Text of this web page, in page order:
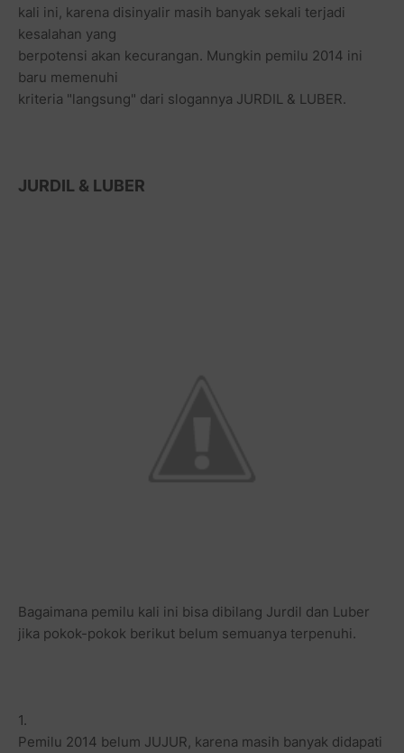
kali ini, karena disinyalir masih banyak sekali terjadi
kesalahan yang
berpotensi akan kecurangan. Mungkin pemilu 2014 ini
baru memenuhi
kriteria "langsung" dari slogannya JURDIL & LUBER.
JURDIL & LUBER
Bagaimana pemilu kali ini bisa dibilang Jurdil dan Luber
jika pokok-pokok berikut belum semuanya terpenuhi.
1.
Pemilu 2014 belum JUJUR, karena masih banyak didapati